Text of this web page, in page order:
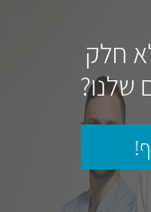
חלק
שלנו?